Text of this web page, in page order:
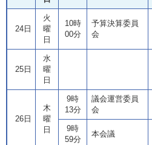
24日
火
曜
日
10時
00分
予算決算委員
会
25日
水
曜
日
26日
木
曜
日
9時
13分
議会運営委員
会
9時
59分
本会議